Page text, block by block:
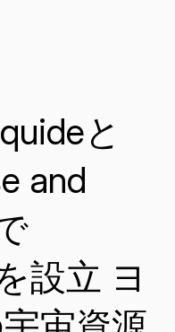
せ項目よ
択・入力
い。
メディア
と
and
設立 ヨ